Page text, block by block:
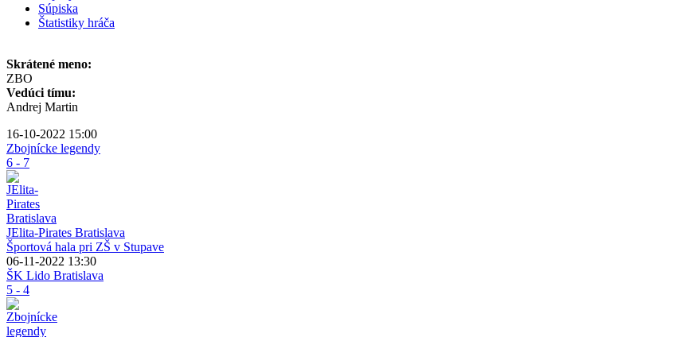
Súpiska
Štatistiky hráča
Skrátené meno:
ZBO
Vedúci tímu:
Andrej Martin
16-10-2022 15:00
Zbojnícke legendy
6 - 7
JElita-Pirates Bratislava
Športová hala pri ZŠ v Stupave
06-11-2022 13:30
ŠK Lido Bratislava
5 - 4